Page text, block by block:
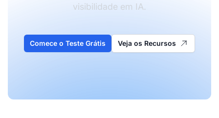
visibilidade em IA.
Comece o Teste Grátis Veja os Recursos